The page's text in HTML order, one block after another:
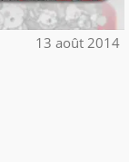
13 août 2014